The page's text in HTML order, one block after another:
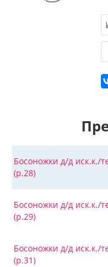
Босоножки д/д иск.к./
(р.28)
Босоножки д/д иск.к./
(р.29)
Босоножки д/д иск.к./
(р.31)